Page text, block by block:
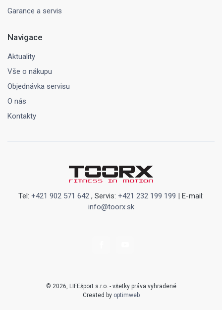
Garance a servis
Navigace
Aktuality
Vše o nákupu
Objednávka servisu
O nás
Kontakty
Tel: +421 902 571 642 , Servis: +421 232 199 199 | E-mail:
info@toorx.sk
© 2026, LIFEšport s.r.o. - všetky práva vyhradené
Created by optimweb